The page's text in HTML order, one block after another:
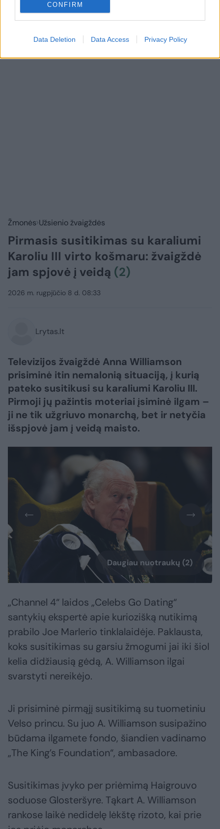
CONFIRM
Data Deletion Data Access Privacy Policy
Rodyti komentarus
Prisijungti komentatoriams
Žmonės Užsienio žvaigždės
Pirmasis susitikimas su karaliumi
Karoliu III virto košmaru: žvaigždė
jam spjovė į veidą (2)
2026 m. rugpjūčio 8 d. 08:33
Lrytas.lt
Televizijos žvaigždė Anna Williamson
prisiminė itin nemalonią situaciją, į kurią
pateko susitikusi su karaliumi Karoliu III.
Pirmoji jų pažintis moteriai įsiminė ilgam –
ji ne tik užgriuvo monarchą, bet ir netyčia
išspjovė jam į veidą maisto.
Daugiau nuotraukų (2)
„Channel 4“ laidos „Celebs Go Dating“
santykių ekspertė apie kuriozišką nutikimą
prabilo Joe Marlerio tinklalaidėje. Paklausta,
koks susitikimas su garsiu žmogumi jai iki šiol
kelia didžiausią gėdą, A. Williamson ilgai
svarstyti nereikėjo.
Ji prisiminė pirmąjį susitikimą su tuometiniu
Velso princu. Su juo A. Williamson susipažino
būdama ilgamete fondo, šiandien vadinamo
„The King’s Foundation“, ambasadore.
Susitikimas įvyko per priėmimą Haigrouvo
soduose Glosteršyre. Tąkart A. Williamson
rankose laikė nedidelę lėkštę rizoto, kai prie